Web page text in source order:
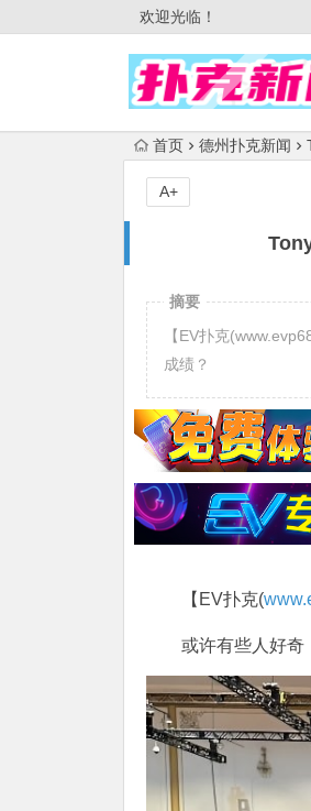
欢迎光临！
首页 德州扑克新闻
A+
摘要
【EV扑克
成绩？
【EV扑克(
或许有些人好奇